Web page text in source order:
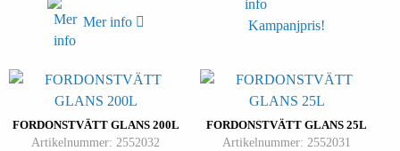
Mer info Kampanjpris!
FORDONSTVÄTT GLANS 200L
Artikelnummer: 2552032
FORDONSTVÄTT GLANS 25L
Artikelnummer: 2552031